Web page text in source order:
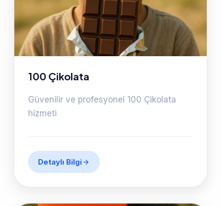
100 Çikolata
Güvenilir ve profesyonel 100 Çikolata
hizmeti
Detaylı Bilgi